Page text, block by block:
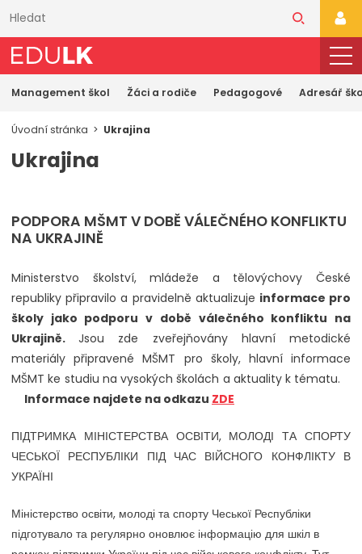
obsahu
Management škol Žáci a rodiče Pedagogové Adresář
Úvodní stránka Ukrajina
Ukrajina
PODPORA MŠMT V DOBĚ VÁLEČNÉHO KONFLIKTU
NA UKRAJINĚ
Ministerstvo školství, mládeže a tělovýchovy České
republiky připravilo a pravidelně aktualizuje informace pro
školy jako podporu v době válečného konfliktu na
Ukrajině.Jsou zde zveřejňovány hlavní metodické
materiály připravené MŠMT pro školy, hlavní informace
MŠMT ke studiu na vysokých školách a aktuality k tématu.
Informace najdete na odkazu ZDE
ПІДТРИМКА МІНІСТЕРСТВА ОСВІТИ, МОЛОДІ ТА СПОРТУ
ЧЕСЬКОЇ РЕСПУБЛІКИ ПІД ЧАС ВІЙСНОГО КОНФЛІКТУ В
УКРАЇНІ
Міністерство освіти, молоді та спорту Чеської Республіки
підготувало та регулярно оновлює інформацію для шкіл в